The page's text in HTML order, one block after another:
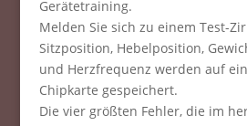
Gerätetraining.
Melden Sie sich zu einem Test-
Sitzposition, Hebelposition,
und Herzfrequenz werden auf
Chipkarte gespeichert.
Die vier größten Fehler, die im